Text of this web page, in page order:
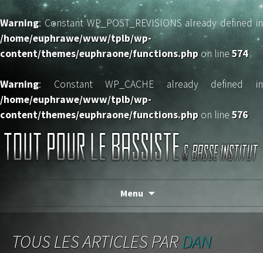
Warning: Constant WP_POST_REVISIONS already defined in
/home/euphrawe/www/tplb/wp-
content/themes/euphraone/functions.php on line 574
Warning: Constant WP_CACHE already defined in
/home/euphrawe/www/tplb/wp-
content/themes/euphraone/functions.php on line 576
TOUT POUR LE BASSISTE
Menu
TOUS LES ARTICLES PARDAN